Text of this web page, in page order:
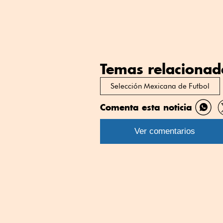
Temas
Selección Mexicana de Futbol
Comenta esta noticia
por
Ver comentarios